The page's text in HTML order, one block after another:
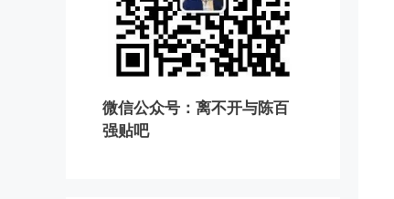
微信公众号：离不开与陈百
强贴吧